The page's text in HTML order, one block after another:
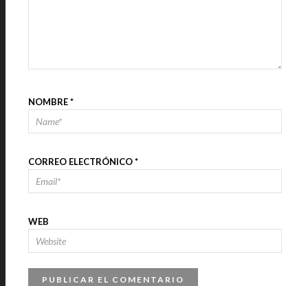
NOMBRE*
CORREO ELECTRÓNICO*
WEB